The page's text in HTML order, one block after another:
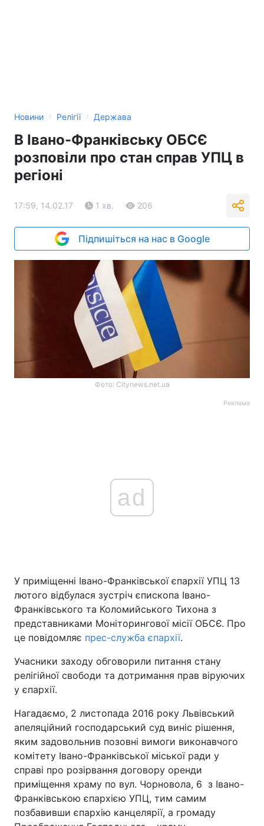
Новини › Релігії › Держава
В Івано-Франківську ОБСЄ
розповіли про стан справ УПЦ в
регіоні
17:59, 14.02.17 1 хв. 206
Підпишіться на нас в Google
Фото: Citynews.net.ua
Реклама
ad
У приміщенні Івано-Франківської єпархії УПЦ 13
лютого відбулася зустріч єпископа Івано-
Франківського та Коломийського Тихона з
представниками Моніторингової місії ОБСЄ. Про
це повідомляє прес-служба єпархії.
Учасники заходу обговорили питання стану
релігійної свободи та дотримання прав віруючих
у єпархії.
Нагадаємо, 2 листопада 2016 року Львівський
апеляційний господарський суд виніс рішення,
яким задовольнив позовні вимоги виконавчого
комітету Івано-Франківської міської ради у
справі про розірвання договору оренди
приміщення храму по вул. Чорновола, 6 з Івано-
Франківською єпархією УПЦ, тим самим
позбавивши єпархію канцелярії, а громаду